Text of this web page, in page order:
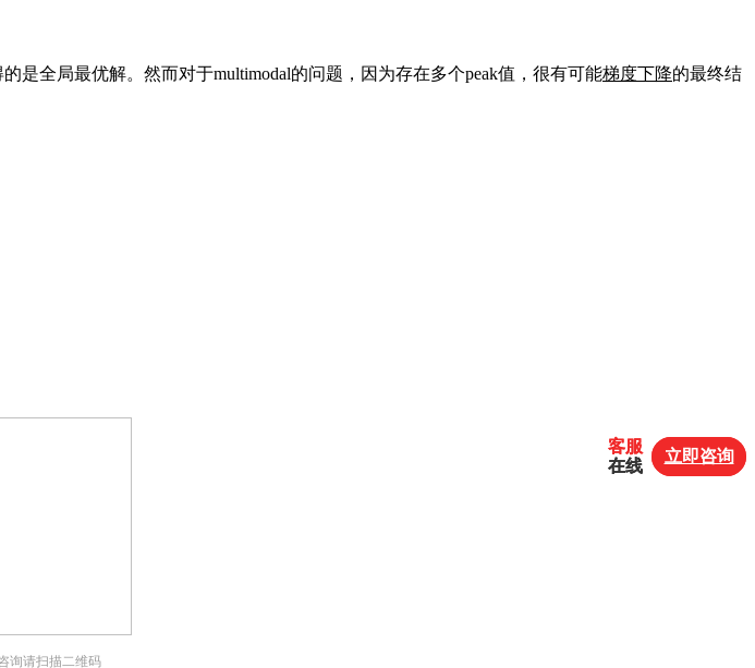
是全局最优解。然而对于multimodal的问题，因为存在多个peak值，很有可能梯度下降的最终结
询请扫描二维码
客服
在线
立即咨询
客服
在线
立即咨询